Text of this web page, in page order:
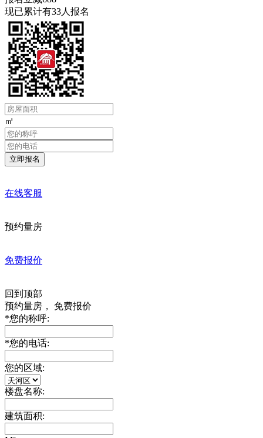
现已累计有33人报名
㎡
在线客服
预约量房
免费报价
回到顶部
预约量房， 免费报价
*您的称呼:
*您的电话:
您的区域:
楼盘名称:
建筑面积: